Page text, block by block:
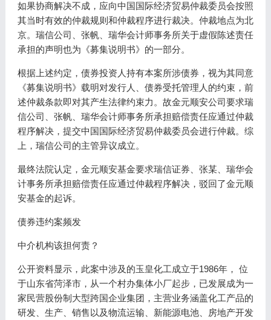
如果协商解决不成，应向中国国际经济贸易仲裁委员会按照
其当时有效的仲裁规则和仲裁程序进行裁决。仲裁地点为北
京。瑞信公司、张帆、瑞华会计师事务所关于虚假陈述责任
承担的声明也为《募集说明书》的一部分。
根据上述约定，债券投资人持有本案所涉债券，视为其同意
《募集说明书》载明对发行人、债券受托管理人的约束，前
述仲裁条款即对其产生法律约束力。故金元顺安公司要求瑞
信公司、张帆、瑞华会计师事务所承担赔偿责任应通过仲裁
程序解决，提交中国国际经济贸易仲裁委员会进行仲裁。综
上，瑞信公司的主管异议成立。
最终法院认定，金元顺安基金要求瑞信证券、张某、瑞华会
计事务所承担赔偿责任应通过仲裁程序解决，驳回了金元顺
安基金的起诉。
债券违约案频发
中介机构该担何责？
公开资料显示，此案中涉及的玉皇化工成立于1986年， 位
于山东省菏泽市，从一个村办集体小厂起步，已发展成为一
家民营股份制大型跨国企业集团，主营业务涵盖化工产品的
研发、生产、销售以及物流运输、新能源电池、房地产开发